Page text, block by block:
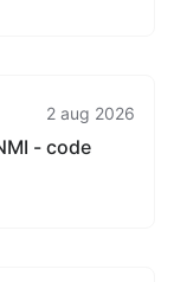
2 aug 2026
- code